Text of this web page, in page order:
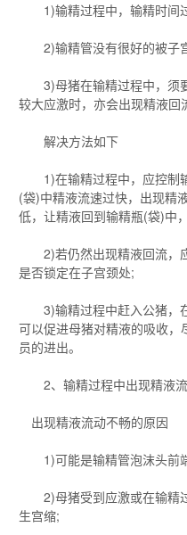
1)输精过程中，输精时间
2)输精管没有很好的被子
3)母猪在输精过程中，须
较大应激时，亦会出现精液回
解决方法如下
1)在输精过程中，应控制
(袋)中精液流速过快，出现精
低，让精液回到输精瓶(袋)中
2)若仍然出现精液回流，
是否锁定在子宫颈处;
3)输精过程中赶入公猪，
可以促进母猪对精液的吸收
员的进出。
2、输精过程中出现精液
出现精液流动不畅的原因
1)可能是输精管泡沫头前
2)母猪受到应激或在输精
生宫缩;